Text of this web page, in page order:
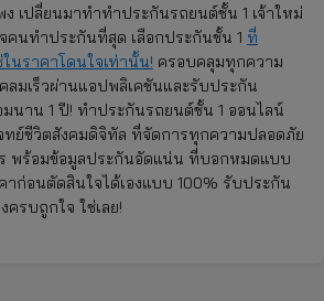
เปลี่ยนมาทำทําประกันรถยนต์ชั้น 1 เจ้าใหม่
นทำประกันที่สุด เลือกประกันชั้น 1 ที่
นราคาโดนใจเท่านั้น! ครอบคลุมทุกความ
ลมเร็วผ่านแอปพลิเคชันและรับประกัน
นาน 1 ปี! ทำประกันรถยนต์ชั้น 1 ออนไลน์
ทย์ชีวิตสังคมดิจิทัล ที่จัดการทุกความปลอดภัย
ร พร้อมข้อมูลประกันอัดแน่น ที่บอกหมดแบบ
าก่อนตัดสินใจได้เองแบบ 100% รับประกัน
รบถูกใจ ใช่เลย!